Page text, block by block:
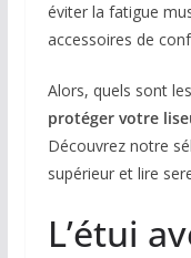
éviter la fatigue
accessoires de
Alors, quels sont les
protéger votre
Découvrez notre
supérieur et lire
L’étui